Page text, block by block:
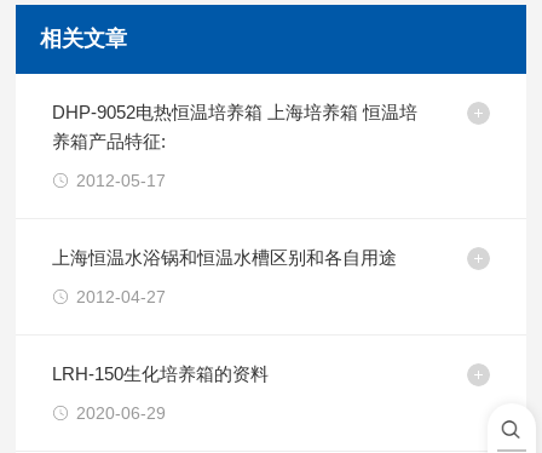
相关文章
DHP-9052电热恒温培养箱 上海培养箱 恒温培
养箱产品特征:
2012-05-17
上海恒温水浴锅和恒温水槽区别和各自用途
2012-04-27
LRH-150生化培养箱的资料
2020-06-29